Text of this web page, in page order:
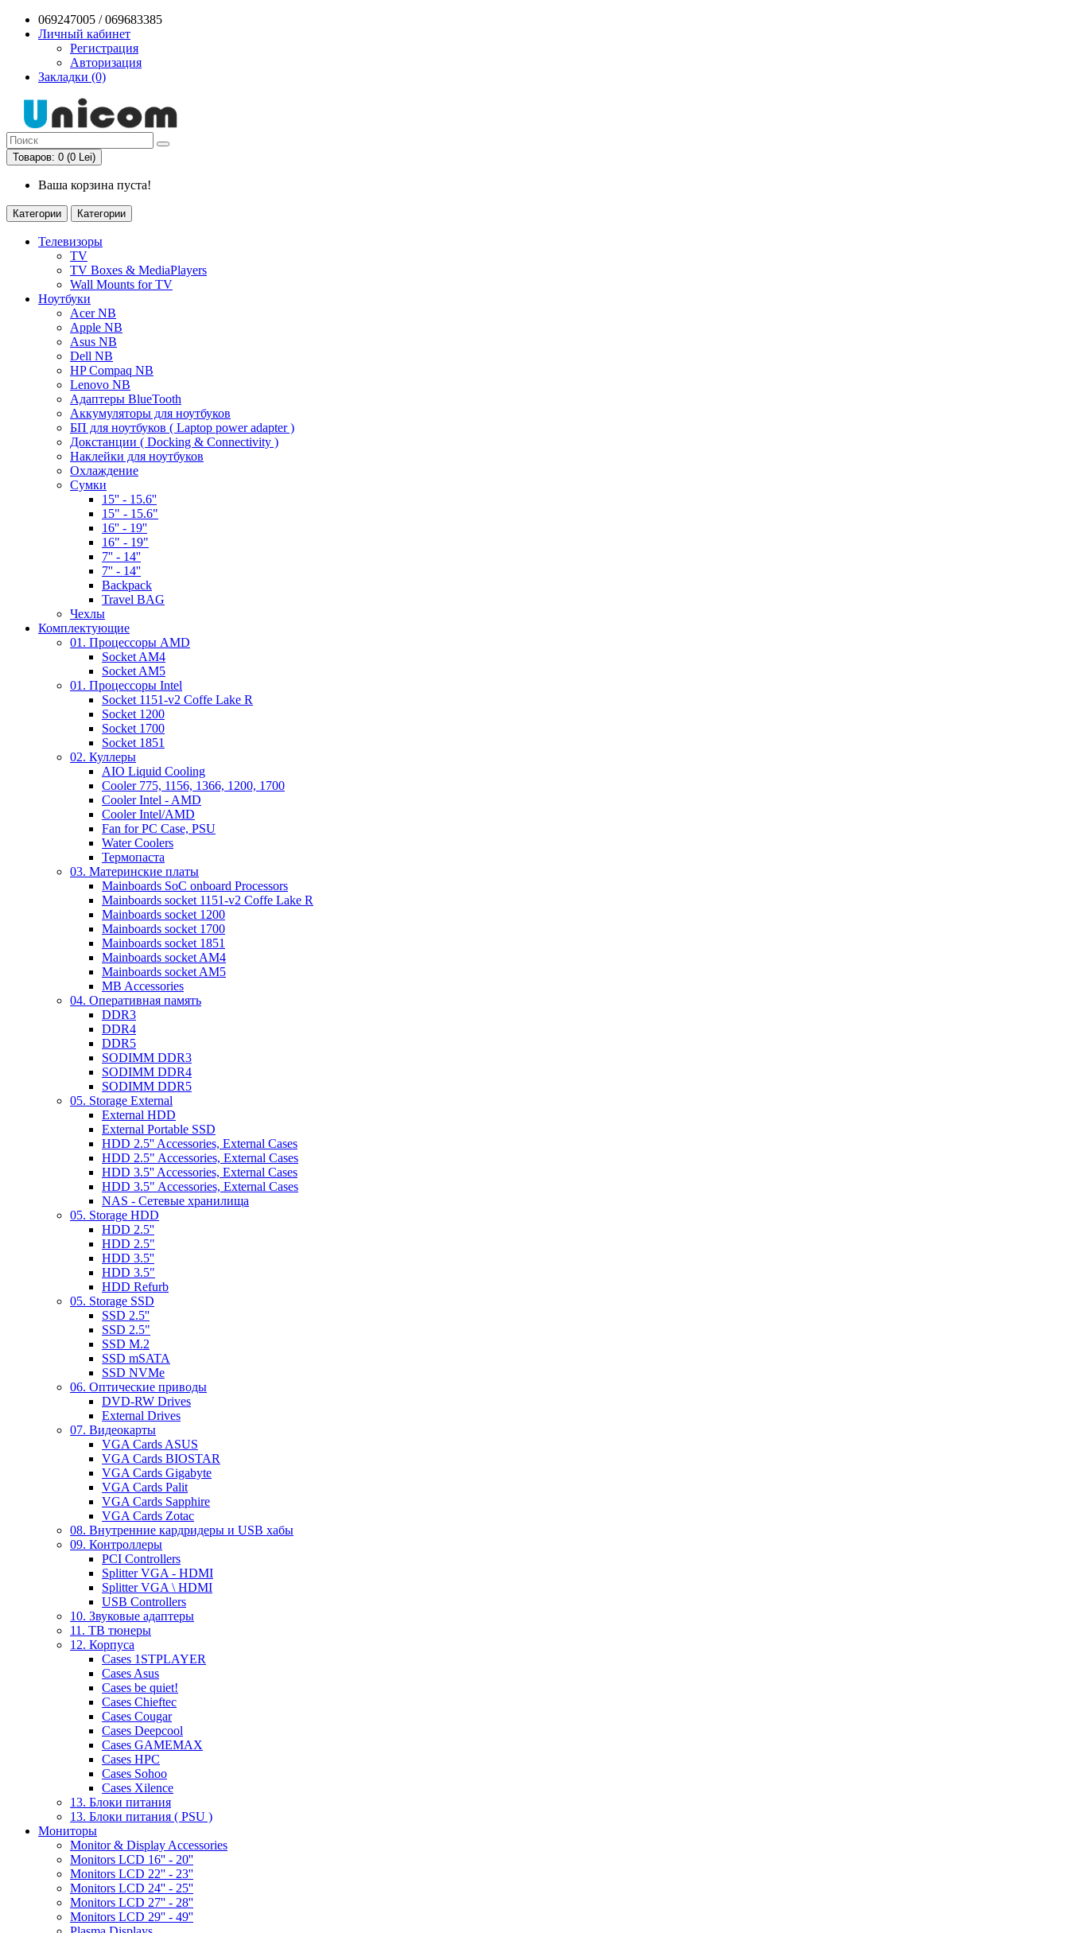
069247005 / 069683385
Личный кабинет
Регистрация
Авторизация
Закладки (0)
Товаров: 0 (0 Lei)
Ваша корзина пуста!
Категории Категории
Телевизоры
TV
TV Boxes & MediaPlayers
Wall Mounts for TV
Ноутбуки
Acer NB
Apple NB
Asus NB
Dell NB
HP Compaq NB
Lenovo NB
Адаптеры BlueTooth
Аккумуляторы для ноутбуков
БП для ноутбуков ( Laptop power adapter )
Докстанции ( Docking & Connectivity )
Наклейки для ноутбуков
Охлаждение
Сумки
15'' - 15.6''
15" - 15.6"
16'' - 19''
16" - 19"
7'' - 14''
7'' - 14''
Backpack
Travel BAG
Чехлы
Комплектующие
01. Процессоры AMD
Socket AM4
Socket AM5
01. Процессоры Intel
Socket 1151-v2 Coffe Lake R
Socket 1200
Socket 1700
Socket 1851
02. Куллеры
AIO Liquid Cooling
Cooler 775, 1156, 1366, 1200, 1700
Cooler Intel - AMD
Cooler Intel/AMD
Fan for PC Case, PSU
Water Coolers
Термопаста
03. Материнские платы
Mainboards SoC onboard Processors
Mainboards socket 1151-v2 Coffe Lake R
Mainboards socket 1200
Mainboards socket 1700
Mainboards socket 1851
Mainboards socket AM4
Mainboards socket AM5
MB Accessories
04. Оперативная память
DDR3
DDR4
DDR5
SODIMM DDR3
SODIMM DDR4
SODIMM DDR5
05. Storage External
External HDD
External Portable SSD
HDD 2.5'' Accessories, External Cases
HDD 2.5" Accessories, External Cases
HDD 3.5'' Accessories, External Cases
HDD 3.5" Accessories, External Cases
NAS - Сетевые хранилища
05. Storage HDD
HDD 2.5''
HDD 2.5"
HDD 3.5''
HDD 3.5"
HDD Refurb
05. Storage SSD
SSD 2.5''
SSD 2.5"
SSD M.2
SSD mSATA
SSD NVMe
06. Оптические приводы
DVD-RW Drives
External Drives
07. Видеокарты
VGA Cards ASUS
VGA Cards BIOSTAR
VGA Cards Gigabyte
VGA Cards Palit
VGA Cards Sapphire
VGA Cards Zotac
08. Внутренние кардридеры и USB хабы
09. Контроллеры
PCI Controllers
Splitter VGA - HDMI
Splitter VGA \ HDMI
USB Controllers
10. Звуковые адаптеры
11. ТВ тюнеры
12. Корпуса
Cases 1STPLAYER
Cases Asus
Cases be quiet!
Cases Chieftec
Cases Cougar
Cases Deepcool
Cases GAMEMAX
Cases HPC
Cases Sohoo
Cases Xilence
13. Блоки питания
13. Блоки питания ( PSU )
Мониторы
Monitor & Display Accessories
Monitors LCD 16'' - 20''
Monitors LCD 22'' - 23''
Monitors LCD 24'' - 25''
Monitors LCD 27'' - 28''
Monitors LCD 29'' - 49''